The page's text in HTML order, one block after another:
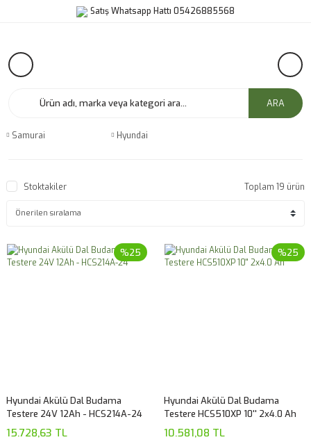
Satış Whatsapp Hattı 05426885568
ARA
Samurai Hyundai
Stoktakiler Toplam 19 ürün
%25
Hyundai Akülü Dal Budama
Testere 24V 12Ah - HCS214A-24
15.728,63 TL
%25
Hyundai Akülü Dal Budama
Testere HCS510XP 10'' 2x4.0 Ah
10.581,08 TL